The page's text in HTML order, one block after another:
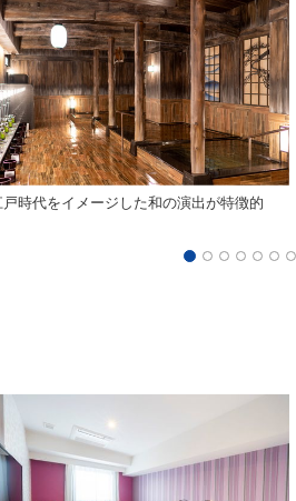
戸時代をイメージした和の演出が特徴的